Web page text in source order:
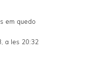
em quedo
a les 20:32